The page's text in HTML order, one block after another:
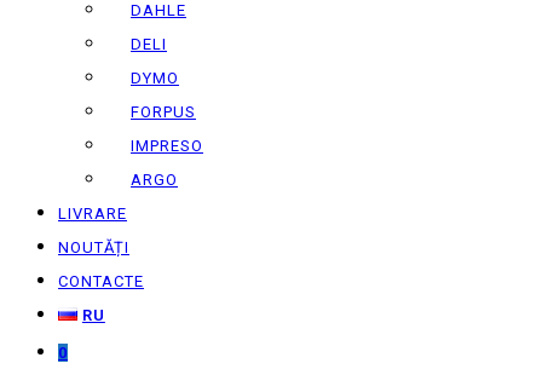
DAHLE
DELI
DYMO
FORPUS
IMPRESO
ARGO
LIVRARE
NOUTĂȚI
CONTACTE
RU
0